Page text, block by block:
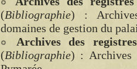
(Bibliographie) :
domaines de gestion du
Archives des
(Bibliographie) : Archives